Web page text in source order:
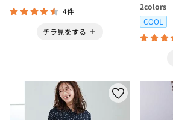
4件
チラ見をする
2colors
COOL